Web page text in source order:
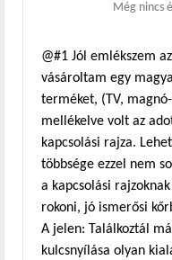
Még nincs
@#1 Jól emlékszem
vásároltam egy
terméket, (TV,
mellékelve volt az
kapcsolási rajza.
többsége ezzel nem
a kapcsolási
rokoni, jó ismerősi
A jelen: Találkoztál
kulcsnyílása olyan